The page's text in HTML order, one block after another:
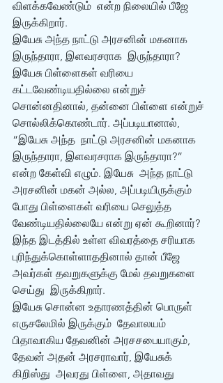
விளக்கவேண்டும்  என்ற நிலையில் பீஜே
இருக்கிறார்.
இயேசு அந்த நாட்டு அரசனின் மகனாக
இருந்தாரா, இளவரசராக  இருந்தாரா?
இயேசு பிள்ளைகள் வரியை
கட்டவேண்டியதில்லை என்றுச்
சொன்னதினால், தன்னை பிள்ளை என்றுச்
சொல்லிக்கொண்டார். அப்படியானால்,
“இயேசு அந்த  நாட்டு அரசனின் மகனாக
இருந்தாரா, இளவரசராக இருந்தாரா?”
என்ற கேள்வி எழும். இயேசு  அந்த நாட்டு
அரசனின் மகன் அல்ல, அப்படியிருக்கும்
போது பிள்ளைகள் வரியை செலுத்த
வேண்டியதில்லையே என்று ஏன் கூறினார்?
இந்த இடத்தில் உள்ள விவரத்தை சரியாக
புரிந்துக்கொள்ளாததினால் தான் பீஜே
அவர்கள் தவறுகளுக்கு மேல் தவறுகளை
செய்து  இருக்கிறார்.
இயேசு சொன்ன உதாரணத்தின் பொருள்
எருசலேமில் இருக்கும்  தேவாலயம்
பிதாவாகிய தேவனின் அரசசபையாகும்,
தேவன் அதன் அரசராவார், இயேசுக்
கிறிஸ்து  அவரது பிள்ளை, அதாவது